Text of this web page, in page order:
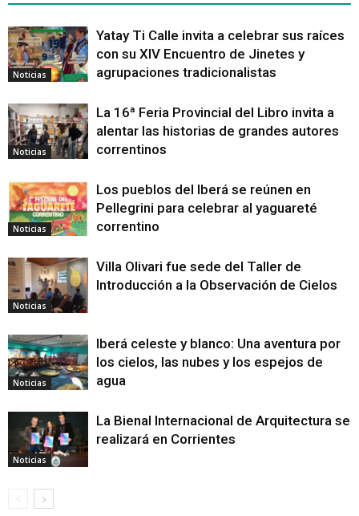
Noticias
Yatay Ti Calle invita a celebrar sus raíces
con su XIV Encuentro de Jinetes y
agrupaciones tradicionalistas
Noticias
La 16ª Feria Provincial del Libro invita a
alentar las historias de grandes autores
correntinos
Noticias
Los pueblos del Iberá se reúnen en
Pellegrini para celebrar al yaguareté
correntino
Noticias
Villa Olivari fue sede del Taller de
Introducción a la Observación de Cielos
Noticias
Iberá celeste y blanco: Una aventura por
los cielos, las nubes y los espejos de
agua
Noticias
La Bienal Internacional de Arquitectura se
realizará en Corrientes